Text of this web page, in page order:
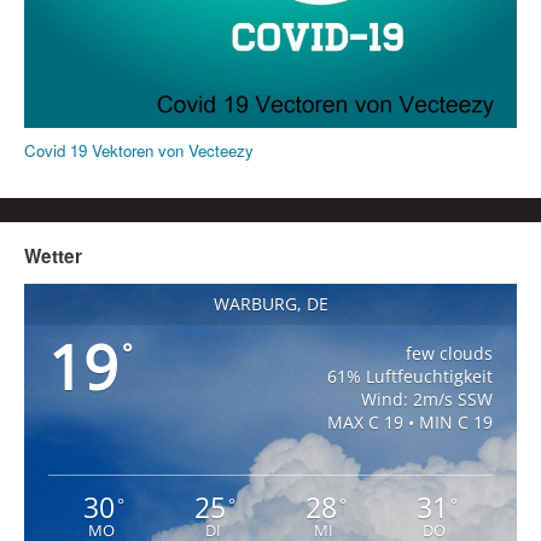
Covid 19 Vektoren von Vecteezy
Wetter
WARBURG, DE
19°
few clouds
61% Luftfeuchtigkeit
Wind: 2m/s SSW
MAX C 19 • MIN C 19
30°
MO
25°
DI
28°
MI
31 °
DO